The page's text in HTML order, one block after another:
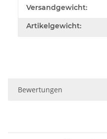
Versandgewicht:
Artikelgewicht:
Bewertungen